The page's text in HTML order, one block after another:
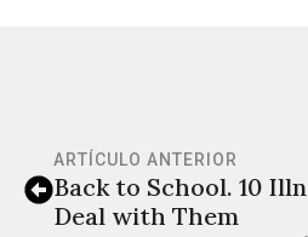
ARTÍCULO ANTERIOR
Back to School. 10
Deal with Them